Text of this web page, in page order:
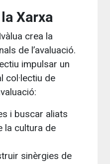
Xarxa
crea la
de l’avaluació.
impulsar un
col·lectiu de
i buscar aliats
la cultura de
sinèrgies de